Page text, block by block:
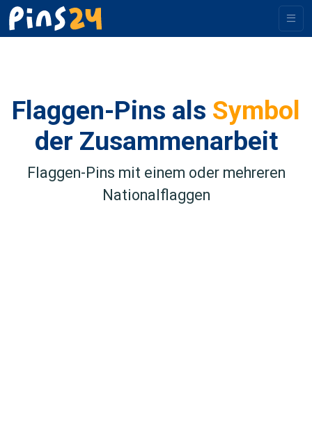
Flaggen-Pins als Symbol
der Zusammenarbeit
Flaggen-Pins mit einem oder mehreren
Nationalflaggen